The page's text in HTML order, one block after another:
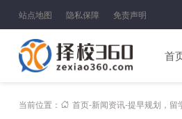
站点地图 隐私保障 免责声明
首
当前位置： 首页-新闻资讯-提早规划 ， 留